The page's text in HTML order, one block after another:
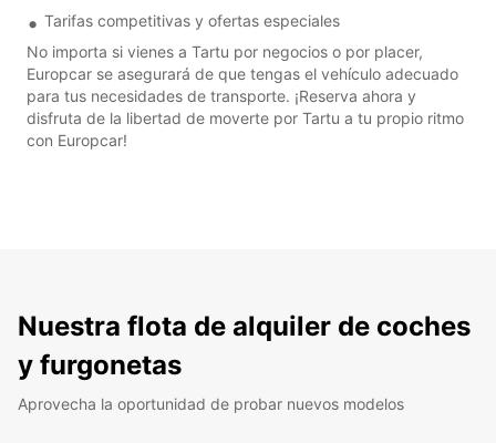
Tarifas competitivas y ofertas especiales
No importa si vienes a Tartu por negocios o por placer,
Europcar se asegurará de que tengas el vehículo adecuado
para tus necesidades de transporte. ¡Reserva ahora y
disfruta de la libertad de moverte por Tartu a tu propio ritmo
con Europcar!
Nuestra flota de alquiler de coches
y furgonetas
Aprovecha la oportunidad de probar nuevos modelos